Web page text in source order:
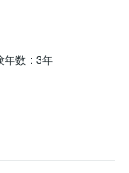
年数 : 3年
年BASE:3年